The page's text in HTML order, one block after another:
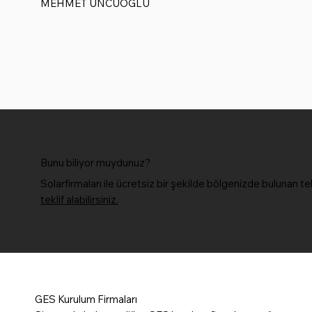
MEHMET UNCUOĞLU
Bunu biliyor muydunuz?
Solarfirmaları ile ücretsiz bir şekilde bölgenizde bulunan
teklif alabilirsiniz.
GES Kurulum Firmaları